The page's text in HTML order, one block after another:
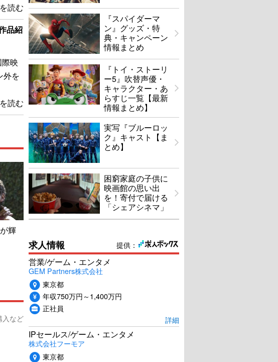
読む
品紹
映
外を
読む
輝
入など
『スパイダーマ
ン』グッズ・特
典・キャンペーン
情報まとめ
『トイ・ストーリ
ー5』吹替声優・
キャラクター・あ
らすじ一覧【最新
情報まとめ】
実写『ブルーロッ
ク』キャスト【ま
とめ】
困窮家庭の子供に
映画館の思い出
を！寄付で届ける
「シェアシネマ」
提供：
求人情報
営業/ゲーム・エンタメ
GEM Partners株式会社
東京都
年収750万円～1,400万円
正社員
詳細
IPセールス/ゲーム・エンタメ
株式会社フーモア
東京都